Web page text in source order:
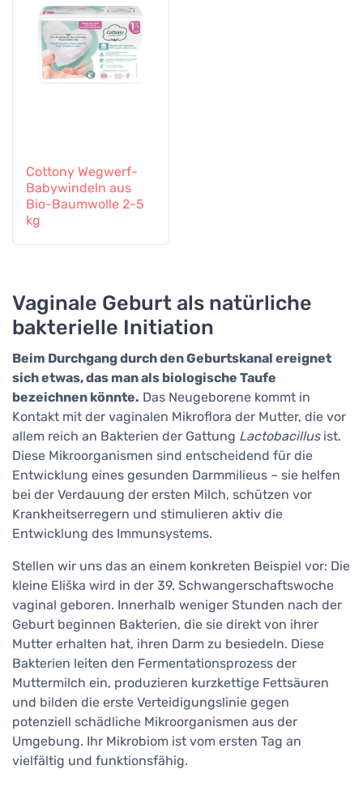
Cottony Wegwerf-
Babywindeln aus
Bio-Baumwolle 2-5
kg
Vaginale Geburt als natürliche
bakterielle Initiation
Beim Durchgang durch den Geburtskanal ereignet
sich etwas, das man als biologische Taufe
bezeichnen könnte. Das Neugeborene kommt in
Kontakt mit der vaginalen Mikroflora der Mutter, die vor
allem reich an Bakterien der Gattung Lactobacillusist.
Diese Mikroorganismen sind entscheidend für die
Entwicklung eines gesunden Darmmilieus – sie helfen
bei der Verdauung der ersten Milch, schützen vor
Krankheitserregern und stimulieren aktiv die
Entwicklung des Immunsystems.
Stellen wir uns das an einem konkreten Beispiel vor: Die
kleine Eliška wird in der 39. Schwangerschaftswoche
vaginal geboren. Innerhalb weniger Stunden nach der
Geburt beginnen Bakterien, die sie direkt von ihrer
Mutter erhalten hat, ihren Darm zu besiedeln. Diese
Bakterien leiten den Fermentationsprozess der
Muttermilch ein, produzieren kurzkettige Fettsäuren
und bilden die erste Verteidigungslinie gegen
potenziell schädliche Mikroorganismen aus der
Umgebung. Ihr Mikrobiom ist vom ersten Tag an
vielfältig und funktionsfähig.